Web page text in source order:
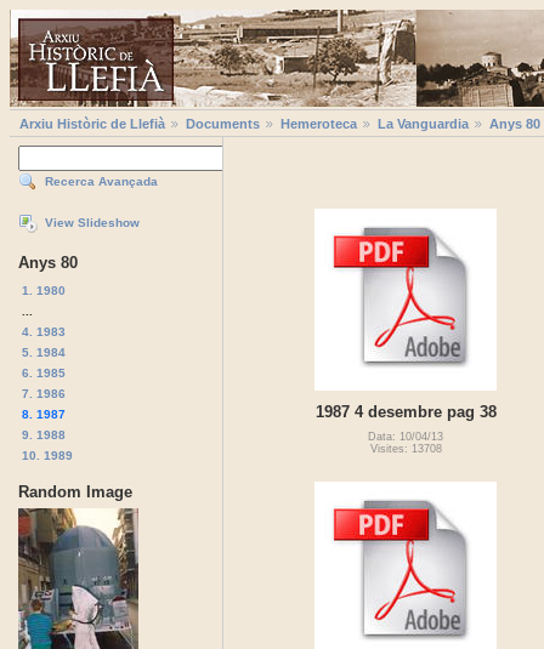
Arxiu Històric de Llefià Documents Hemeroteca La Vanguardia Anys 80
Recerca Avançada
View Slideshow
Anys 80
1. 1980
4. 1983
5. 1984
6. 1985
7. 1986
8. 1987
9. 1988
10. 1989
Random Image
1987 4 desembre pag 38
Data: 10/04/13
Visites: 13708